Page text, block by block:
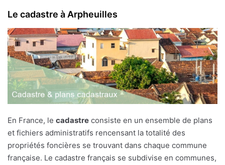
Le cadastre à Arpheuilles
En France, le cadastre consiste en un ensemble de plans
et fichiers administratifs rencensant la totalité des
propriétés foncières se trouvant dans chaque commune
française. Le cadastre français se subdivise en communes,